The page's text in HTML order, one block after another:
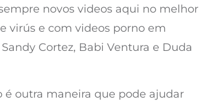
novos videos aqui no melhor
virús e com videos porno em
Cortez, Babi Ventura e Duda
é outra maneira que pode ajudar